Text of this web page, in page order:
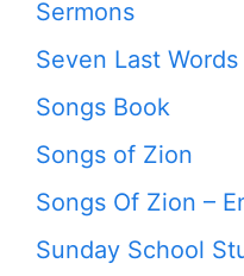
Sermons
Seven Last
Songs Book
Songs of Zion
Songs Of Zion –
Sunday School